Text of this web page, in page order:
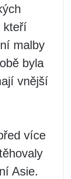
kteří
malby
byla
vnější
více
Asie.